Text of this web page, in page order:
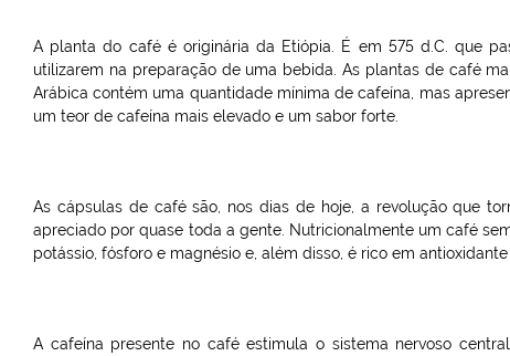
A planta do café é originária da Etiópia. É em 575 d.C. que
utilizarem na preparação de uma bebida. As plantas de café
Arábica contém uma quantidade mínima de cafeína, mas
um teor de cafeína mais elevado e um sabor forte.
As cápsulas de café são, nos dias de hoje, a revolução que
apreciado por quase toda a gente. Nutricionalmente um café
potássio, fósforo e magnésio e, além disso, é rico em antioxidante
A cafeína presente no café estimula o sistema nervoso